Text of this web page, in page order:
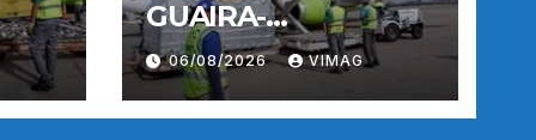
GUAIRA-
TERREMOTOS-
OPERACIONES
AEREAS
06/08/2026 VIMAG